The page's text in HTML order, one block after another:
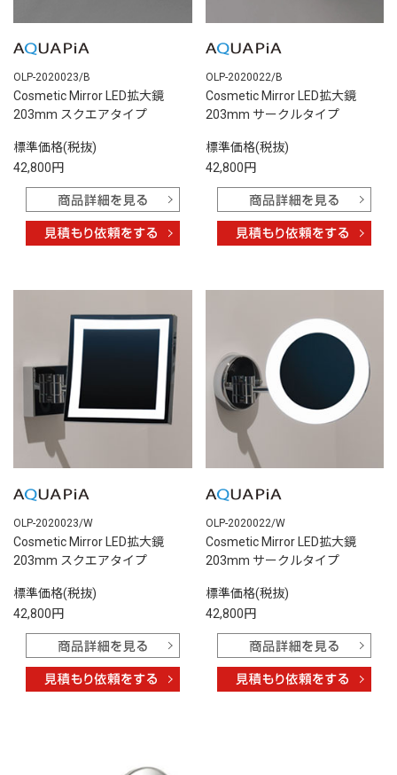
OLP-2020023/B
Cosmetic Mirror LED拡大鏡
203mm スクエアタイプ
標準価格(税抜)
42,800円
OLP-2020022/B
Cosmetic Mirror LED拡大鏡
203mm サークルタイプ
標準価格(税抜)
42,800円
OLP-2020023/W
Cosmetic Mirror LED拡大鏡
203mm スクエアタイプ
標準価格(税抜)
42,800円
OLP-2020022/W
Cosmetic Mirror LED拡大鏡
203mm サークルタイプ
標準価格(税抜)
42,800円